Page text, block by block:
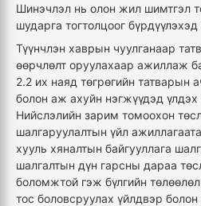
Шинэчлэл нь олон жил шимтгэл
шударга тогтолцоог
Түүнчлэн хаврын чуулганаар
өөрчлөлт оруулахаар ажиллаж
2.2 их наяд төгрөгийн татварын
болон аж ахуйн нэгжүүдэд үлдэх
Нийслэлийн зарим томоохон
шалгаруулалтын үйл
хууль хяналтын байгууллага
шалгалтын дүн гарсны дараа
боломжтой гэж бүлгийн
тос боловсруулах үйлдвэр